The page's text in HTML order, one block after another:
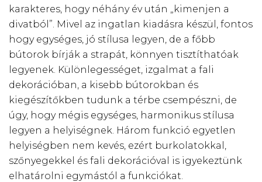
karakteres, hogy néhány év után „kimenjen a
divatból”. Mivel az ingatlan kiadásra készül, fontos
hogy egységes, jó stílusa legyen, de a főbb
bútorok bírják a strapát, könnyen tisztíthatóak
legyenek. Különlegességet, izgalmat a fali
dekorációban, a kisebb bútorokban és
kiegészítőkben tudunk a térbe csempészni, de
úgy, hogy mégis egységes, harmonikus stílusa
legyen a helyiségnek. Három funkció egyetlen
helyiségben nem kevés, ezért burkolatokkal,
szőnyegekkel és fali dekorációval is igyekeztünk
elhatárolni egymástól a funkciókat.